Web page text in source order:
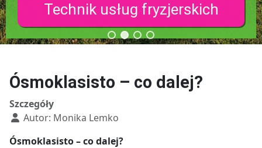
Technik usług fryzjerskich
Ósmoklasisto – co dalej?
Szczegóły
Autor: Monika Lemko
Ósmoklasisto – co dalej?